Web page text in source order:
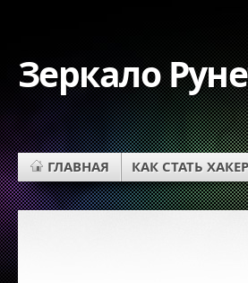
Зеркало
ГЛАВНАЯ КАК СТАТЬ